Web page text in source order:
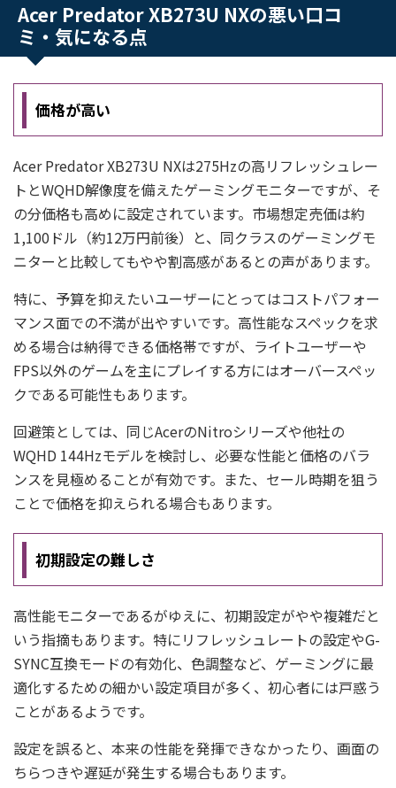
Acer Predator XB273U NXの悪い口コ
ミ・気になる点
価格が高い
Acer Predator XB273U NXは275Hzの高リフレッシュレー
トとWQHD解像度を備えたゲーミングモニターですが、そ
の分価格も高めに設定されています。市場想定売価は約
1,100ドル（約12万円前後）と、同クラスのゲーミングモ
ニターと比較してもやや割高感があるとの声があります。
特に、予算を抑えたいユーザーにとってはコストパフォー
マンス面での不満が出やすいです。高性能なスペックを求
める場合は納得できる価格帯ですが、ライトユーザーや
FPS以外のゲームを主にプレイする方にはオーバースペッ
クである可能性もあります。
回避策としては、同じAcerのNitroシリーズや他社の
WQHD 144Hzモデルを検討し、必要な性能と価格のバラ
ンスを見極めることが有効です。また、セール時期を狙う
ことで価格を抑えられる場合もあります。
初期設定の難しさ
高性能モニターであるがゆえに、初期設定がやや複雑だと
いう指摘もあります。特にリフレッシュレートの設定やG-
SYNC互換モードの有効化、色調整など、ゲーミングに最
適化するための細かい設定項目が多く、初心者には戸惑う
ことがあるようです。
設定を誤ると、本来の性能を発揮できなかったり、画面の
ちらつきや遅延が発生する場合もあります。